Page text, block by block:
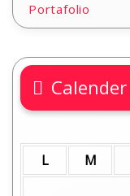
Portafolio
Calender
L M